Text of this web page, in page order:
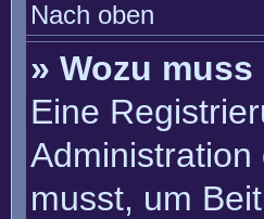
Nach oben
» Wozu
Eine
musst, um